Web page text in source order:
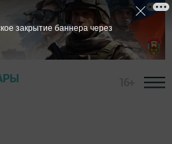
закрытие баннера через